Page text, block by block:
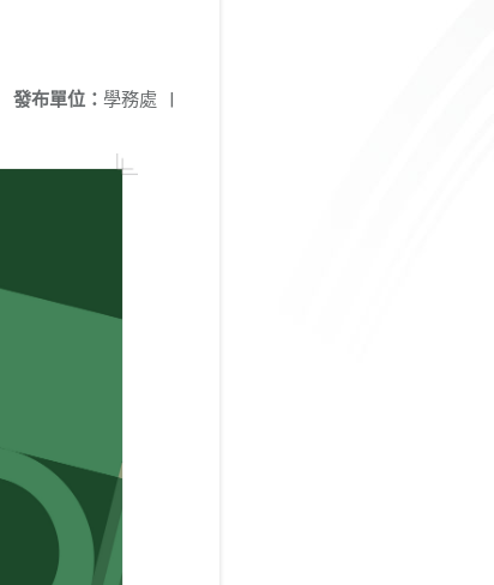
發布單位： 學務處 |